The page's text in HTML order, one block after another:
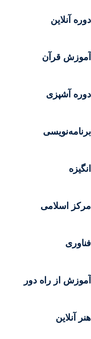
دوره آنلاین
آموزش قرآن
دوره آشپزی
برنامه‌نویسی
انگیزه
مرکز اسلامی
فناوری
آموزش از راه دور
هنر آنلاین